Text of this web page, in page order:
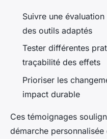
Suivre une
des outils adaptés
Tester différentes
traçabilité des effets
Prioriser les
impact durable
Ces témoignages
démarche